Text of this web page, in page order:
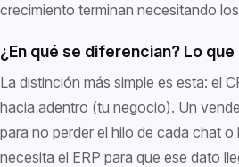
crecimiento terminan necesitando
¿En qué se diferencian? Lo
La distinción más simple es esta: el
hacia adentro (tu negocio). Un
para no perder el hilo de cada chat
necesita el ERP para que ese dato